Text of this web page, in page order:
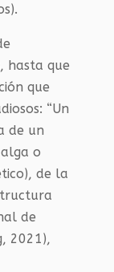
hasta que
que
“Un
de un
o
de la
de
2021),